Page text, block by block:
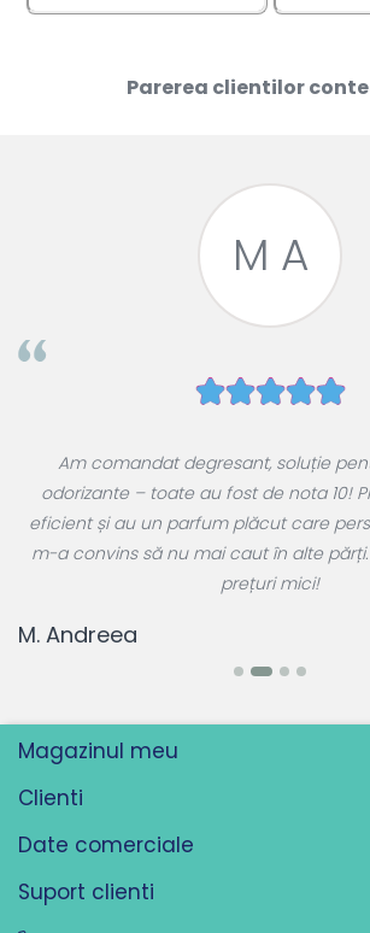
Parerea clientilor
M A
M. Andreea
Am comandat degresant, soluție
odorizante – toate au fost de nota 10!
eficient și au un parfum plăcut care
m-a convins să nu mai caut în alte
prețuri mici!
Magazinul meu
Clienti
Date comerciale
Suport clienti